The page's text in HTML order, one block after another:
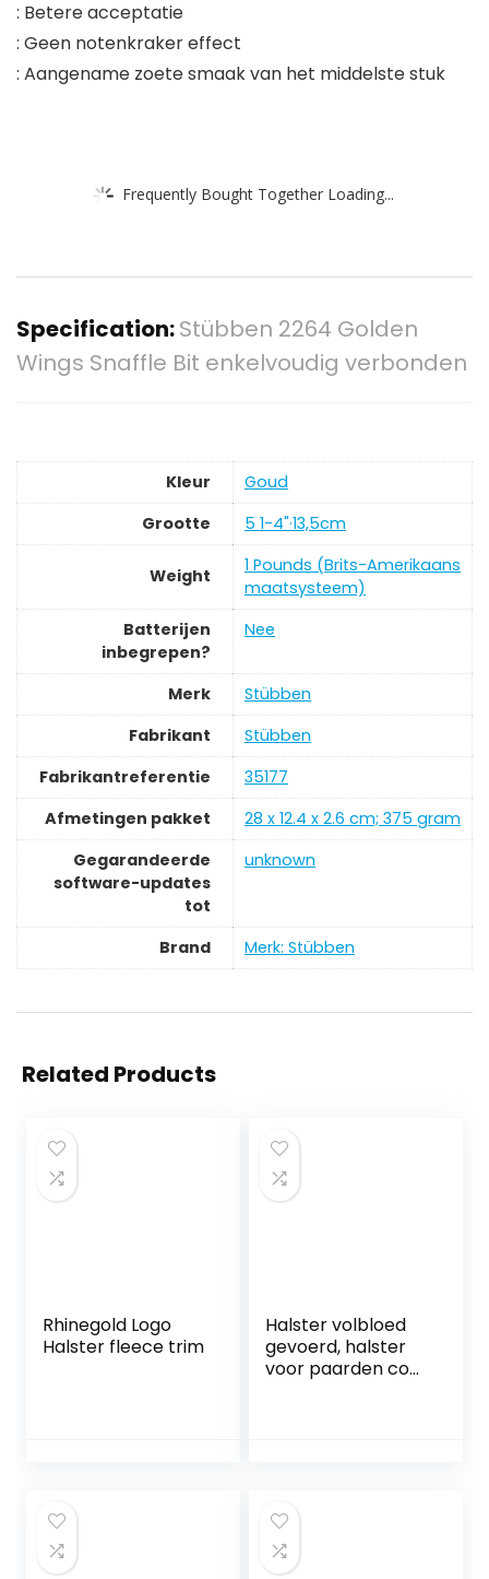
: Betere acceptatie
: Geen notenkraker effect
: Aangename zoete smaak van het middelste stuk
Frequently Bought Together Loading...
Specification:Stübben 2264 Golden
Wings Snaffle Bit enkelvoudig verbonden
Kleur
‎Goud
Grootte
‎5 1-4"·13,5cm
Weight
‎1 Pounds (Brits-Amerikaans
maatsysteem)
Batterijen
inbegrepen?
‎Nee
Merk
‎Stübben
Fabrikant
‎Stübben
Fabrikantreferentie
‎35177
Afmetingen pakket
‎28 x 12.4 x 2.6 cm; 375 gram
Gegarandeerde
software-updates
tot
‎unknown
Brand Merk: Stübben
Related Products
Rhinegold Logo
Halster fleece trim
Halster volbloed
gevoerd, halster
voor paarden cob,